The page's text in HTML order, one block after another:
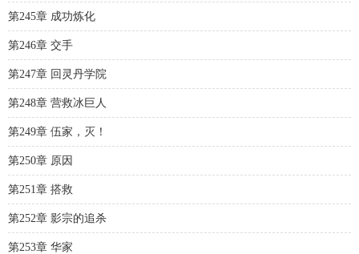
第245章 成功炼化
第246章 交手
第247章 回灵丹学院
第248章 营救冰巨人
第249章 伍家，灭！
第250章 原因
第251章 搭救
第252章 影宗的追杀
第253章 华家